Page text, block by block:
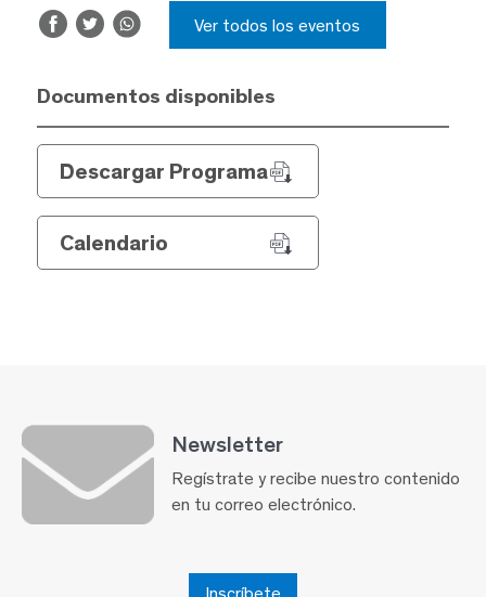
Ver todos los eventos
Documentos disponibles
Descargar Programa
Calendario
Newsletter
Regístrate y recibe nuestro contenido
en tu correo electrónico.